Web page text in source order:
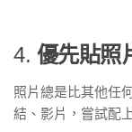
4. 優先貼照
照片總是比其他任
結、影片，嘗試配